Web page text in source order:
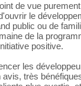
de vue
le
public ou de
de la
positive.
les
très